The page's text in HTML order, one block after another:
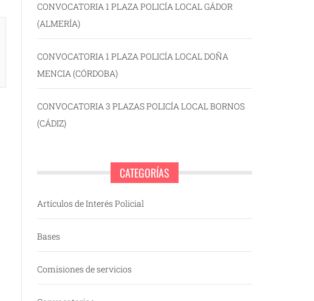
CONVOCATORIA 1 PLAZA POLICÍA LOCAL GÁDOR
(ALMERÍA)
CONVOCATORIA 1 PLAZA POLICÍA LOCAL DOÑA
MENCIA (CÓRDOBA)
CONVOCATORIA 3 PLAZAS POLICÍA LOCAL BORNOS
(CÁDIZ)
CATEGORÍAS
Artículos de Interés Policial
Bases
Comisiones de servicios